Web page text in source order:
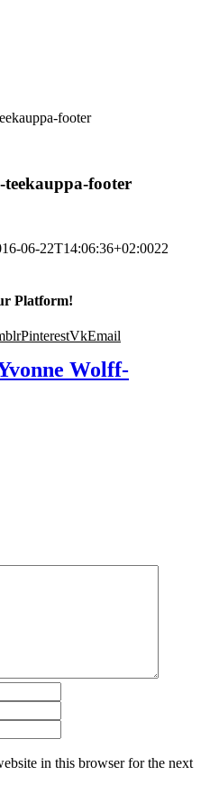
footer
footer
06-22T14:06:36+02:0022
Platform!
PinterestVkEmail
Wolff-
in this browser for the next